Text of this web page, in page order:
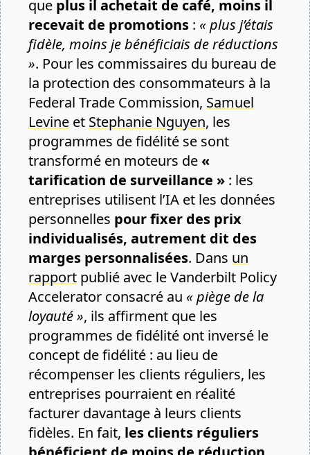
que plus il achetait de café, moins il
recevait de promotions : « plus j’étais
fidèle, moins je bénéficiais de réductions
». Pour les commissaires du bureau de
la protection des consommateurs à la
Federal Trade Commission, Samuel
Levine et Stephanie Nguyen, les
programmes de fidélité se sont
transformé en moteurs de«
tarification de surveillance » : les
entreprises utilisent l’IA et les données
personnelles pour fixer des prix
individualisés, autrement dit des
marges personnalisées. Dans un
rapport publié avec le Vanderbilt Policy
Accelerator consacré au « piège de la
loyauté », ils affirment que les
programmes de fidélité ont inversé le
concept de fidélité : au lieu de
récompenser les clients réguliers, les
entreprises pourraient en réalité
facturer davantage à leurs clients
fidèles. En fait, les clients réguliers